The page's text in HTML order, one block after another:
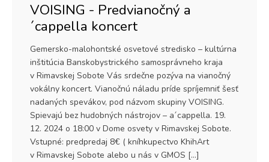
VOISING - Predvianočný a
´cappella koncert
Gemersko-malohontské osvetové stredisko – kultúrna
inštitúcia Banskobystrického samosprávneho kraja
v Rimavskej Sobote Vás srdečne pozýva na vianočný
vokálny koncert. Vianočnú náladu príde spríjemniť šesť
nadaných spevákov, pod názvom skupiny VOISING.
Spievajú bez hudobných nástrojov – a´cappella. 19.
12. 2024 o 18:00 v Dome osvety v Rimavskej Sobote.
Vstupné: predpredaj 8€ ( kníhkupectvo KhihArt
v Rimavskej Sobote alebo u nás v GMOS […]